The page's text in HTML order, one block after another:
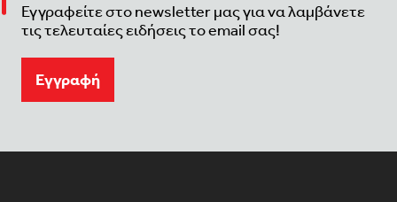
Εγγραφείτε στο newsletter μας για να λαμβάνετε
τις τελευταίες ειδήσεις το email σας!
Eγγραφή